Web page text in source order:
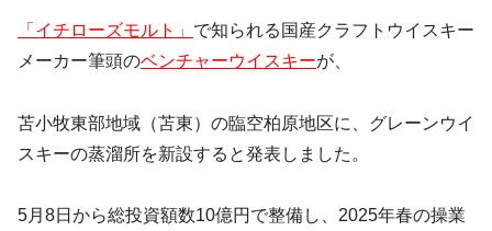
「イチローズモルト」 で知られる国産クラフトウイスキー
メーカー筆頭のベンチャーウイスキーが、
苫小牧東部地域（苫東）の臨空柏原地区に、グレーンウイ
スキーの蒸溜所を新設すると発表しました。
5月8日から総投資額数10億円で整備し、2025年春の操業